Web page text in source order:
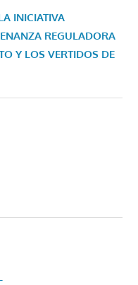
INICIATIVA
REGULADORA
Y LOS VERTIDOS DE